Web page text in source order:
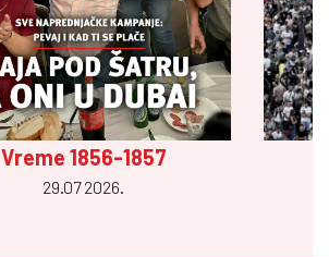
Vreme 1856-1857
29.07 2026.